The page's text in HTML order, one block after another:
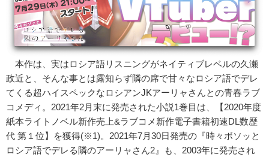
本作は、実はロシア語リスニングがネイティブレベルの久瀬
政近と、そんな事とは露知らず隣の席で甘々なロシア語でデレ
てくる超ハイスペックなロシアンJKアーリャさんとの青春ラブ
コメディ。2021年​2月末に発売された小説1巻目は、【2020年度
紙本ライトノベル新作売上&ラブコメ新作電子書籍初速DL数歴
代 第１位】を獲得(※1)。2021年7月30日発売の『時々ボソッと
ロシア語でデレる隣のアーリャさん2』も、2003年に発売され